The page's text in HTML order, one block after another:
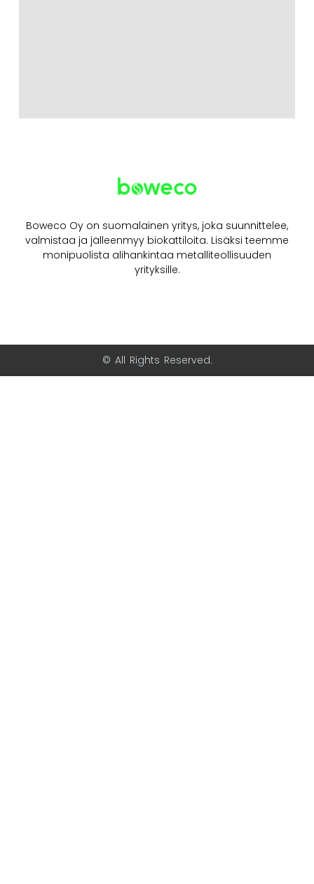
Boweco Oy on suomalainen yritys, joka suunnittelee,
valmistaa ja jälleenmyy biokattiloita. Lisäksi teemme
monipuolista alihankintaa metalliteollisuuden
yrityksille.
© All Rights Reserved.